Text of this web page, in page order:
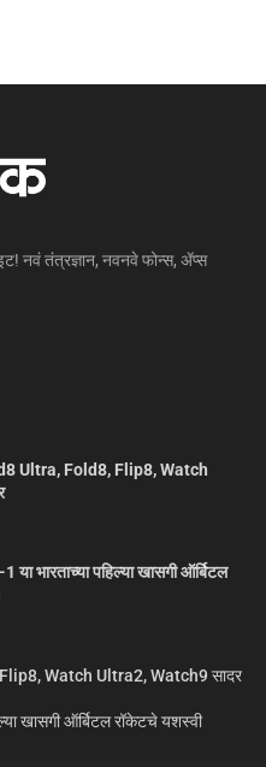
नवं तंत्रज्ञान, नवनवे फोन्स, ॲप्स
Ultra, Fold8, Flip8, Watch
भारताच्या पहिल्या खासगी ऑर्बिटल
Watch Ultra2, Watch9 सादर
खासगी ऑर्बिटल रॉकेटचे यशस्वी